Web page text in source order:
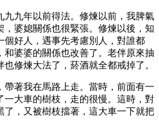
九九年以前得法。修煉以前，我脾氣
，婆媳關係也很緊張。修煉以後，知
個好人，遇事先考慮別人，對誰都
和婆婆的關係也改善了。老伴原來抽
修煉大法了，菸酒就全都戒掉了。
帶著我在馬路上走。當時，前面有一
一大車的樹枝，走的很慢。這時，對
了，又被樹枝擋著，這大車一下就把